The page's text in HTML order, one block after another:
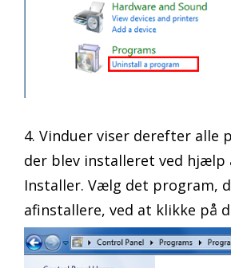
4. Vinduer viser derefter alle
der blev installeret ved hjælp
Installer. Vælg det program,
afinstallere, ved at klikke på